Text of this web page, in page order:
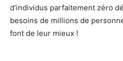
d’individus parfaitement zéro
besoins de millions de
font de leur mieux !